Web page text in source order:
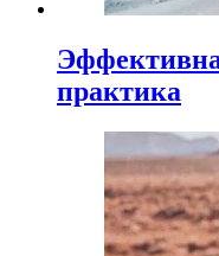
практика